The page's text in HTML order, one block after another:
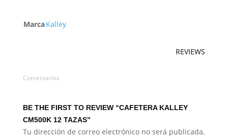
MarcaKalley
REVIEWS
Comentarios
BE THE FIRST TO REVIEW “CAFETERA KALLEY
CM500K 12 TAZAS”
Tu dirección de correo electrónico no será publicada.